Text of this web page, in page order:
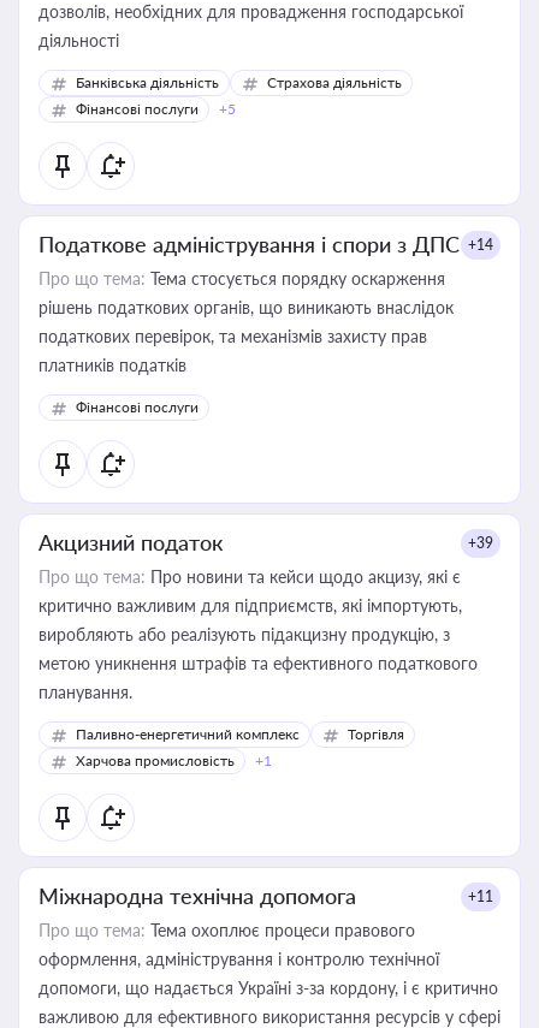
дозволів, необхідних для провадження господарської
діяльності
Банківська діяльність
Страхова діяльність
Фінансові послуги
+5
Податкове адміністрування і спори з ДПС +14
Про що тема: Тема стосується порядку оскарження
рішень податкових органів, що виникають внаслідок
податкових перевірок, та механізмів захисту прав
платників податків
Фінансові послуги
Акцизний податок +39
Про що тема: Про новини та кейси щодо акцизу, які є
критично важливим для підприємств, які імпортують,
виробляють або реалізують підакцизну продукцію, з
метою уникнення штрафів та ефективного податкового
планування.
Паливно-енергетичний комплекс
Торгівля
Харчова промисловість
+1
Міжнародна технічна допомога +11
Про що тема: Тема охоплює процеси правового
оформлення, адміністрування і контролю технічної
допомоги, що надається Україні з-за кордону, і є критично
важливою для ефективного використання ресурсів у сфері